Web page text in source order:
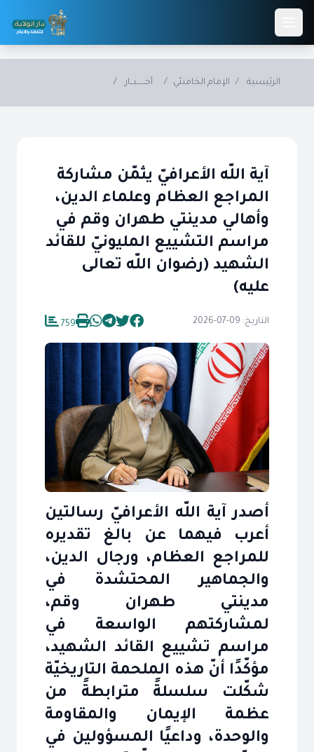
Skip to main content
الرئيسية / الإمام الخامنئي / أخــــــبــار /
آية اللّه الأعرافيّ يثمّن مشاركة
المراجع العظام وعلماء الدين،
وأهالي مدينتي طهران وقم في
مراسم التشييع المليونيّ للقائد
الشهيد (رضوان اللّه تعالى
عليه)
التاريخ: 09-07-2026 759
أصدر آية اللّه الأعرافيّ رسالتين
أعرب فيهما عن بالغ تقديره
للمراجع العظام، ورجال الدين،
والجماهير المحتشدة في
مدينتي طهران وقم،
لمشاركتهم الواسعة في
مراسم تشييع القائد الشهيد،
مؤكّدًا أنّ هذه الملحمة التاريخيّة
شكّلت سلسلةً مترابطةً من
عظمة الإيمان والمقاومة
والوحدة، وداعيًا المسؤولين في